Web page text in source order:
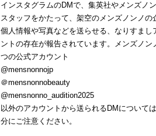
インスタグラムのDMで、集英社やメンズノ
スタッフをかたって、架空のメンズノンノの
個人情報や写真などを送らせる、なりすまし
ントの存在が報告されています。メンズノン
つの公式アカウント
@mensnonnojp
＠mensnonnobeauty
@mensnonno_audition2025
以外のアカウントから送られるDMについて
分にご注意ください。